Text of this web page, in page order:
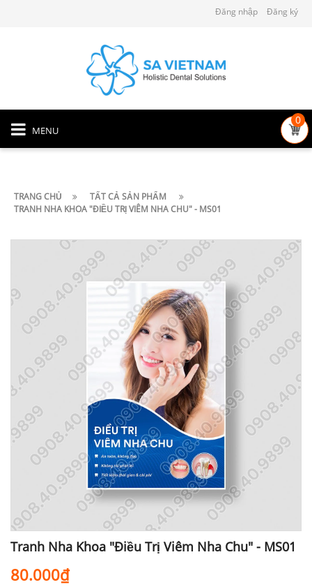
Đăng nhập Đăng ký
MENU
0
TRANG CHỦ
TẤT CẢ SẢN PHẨM
TRANH NHA KHOA "ĐIỀU TRỊ VIÊM NHA CHU" - MS01
Tranh Nha Khoa "Điều Trị Viêm Nha Chu" - MS01
80.000₫